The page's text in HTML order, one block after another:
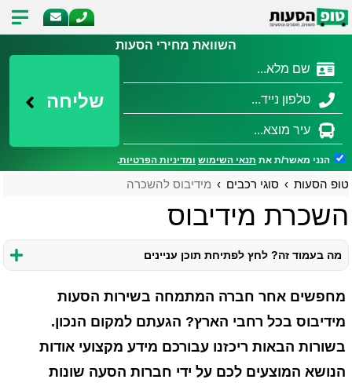
השוואת מחירי הסעות
שליחה
הנני מאשר/ת את תנאי השימוש ומדיניות הפרטיות.
טופ הסעות סוגי רכבים מידיבוס להשכרה
השכרת מידיבוס
מה בעמוד זה? לחץ לפתיחת תוכן עניינים
מחפשים אחר חברה המתמחה בשירות הסעות
מידיבוס בכל רחבי הארץ? הגעתם למקום הנכון.
בשורות הבאות ריכזנו עבורכם מידע מקצועי אודות
הנושא המוצעים לכם על ידי חברות הסעה שונות